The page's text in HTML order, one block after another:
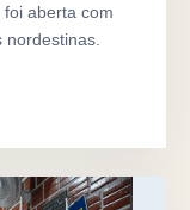
aberta com